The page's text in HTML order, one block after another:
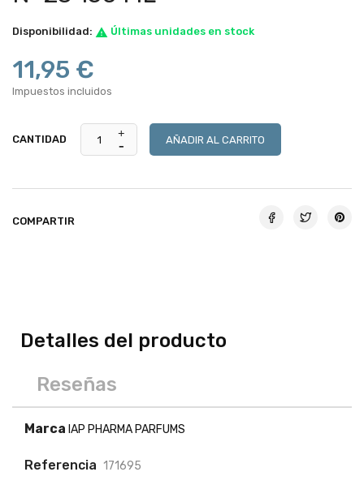
Disponibilidad:  Últimas unidades en stock
11,95 €
Impuestos incluidos
CANTIDAD AÑADIR AL CARRITO
COMPARTIR
Detalles del producto
Reseñas
Marca IAP PHARMA PARFUMS
Referencia 171695